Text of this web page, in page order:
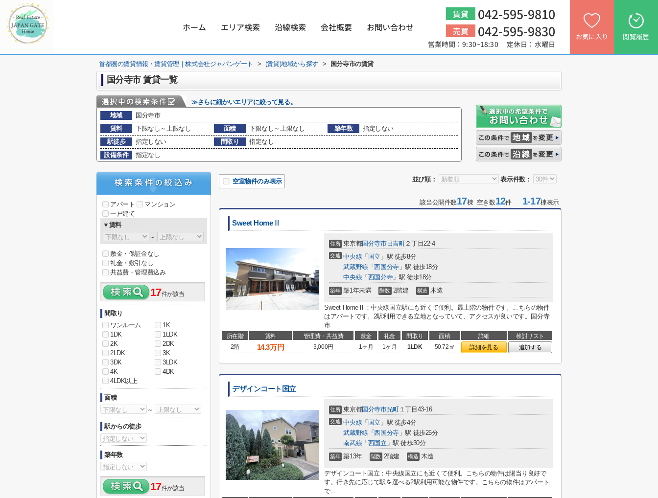
ホーム エリア検索 沿線検索 会社概要 お問い合わせ
賃貸 042-595-9810
売買 042-595-9830
営業時間：9:30~18:30 定休日：水曜日
お気に入り 閲覧履歴
首都圏の賃貸情報・賃貸管理｜株式会社ジャパンゲート > (賃貸)地域から探す > 国分寺市の賃貸
国分寺市 賃貸一覧
≫さらに細かいエリアに絞って見る。
地域
国分寺市
賃料
下限なし～上限なし 面積 下限なし～上限なし 築年数
指定しない
駅徒歩
指定しない 間取り
指定なし
設備条件
指定なし
並び順： 表示件数：
空室物件のみ表示
該当公開件数17棟 空き数12件1-17棟表示
Sweet HomeⅡ
住所 東京都国分寺市日吉町２丁目22-4
交通 中央線 「 国立 」駅 徒歩8分
武蔵野線 「西国分寺」駅 徒歩18分
中央線 「 西国分寺」駅 徒歩18分
築年 築1年未満 階数 2階建 構造 木造
Sweet HomeⅡ：中央線国立駅にも近くて便利。最上階の物件です。こちらの物件
はアパートです。2駅利用できる立地となっていて、アクセスが良いです。国分寺
市...
所在階 賃料 管理費・共益費 敷金 礼金 間取り 面積 詳細
検討リスト
2階
14.3万円 3,000円 1ヶ月 1ヶ月 1LDK 50.72㎡ 詳細を見る 追加する
デザインコート国立
住所 東京都国分寺市光町１丁目43-16
交通 中央線 「 国立 」駅 徒歩4分
武蔵野線 「西国分寺」駅 徒歩25分
南武線 「 西国立 」駅 徒歩30分
築年 築13年 階数 2階建 構造 木造
デザインコート国立：中央線国立にも近くて便利。こちらの物件は陽当り良好で
す。行き先に応じて駅を選べる2駅利用可能な物件です。こちらの物件はアパート
で...
アパート
マンション
一戸建て
▼賃料
～
敷金・保証金なし
礼金・敷引なし
共益費・管理費込み
17件が該当
間取り
ワンルーム
1K
1DK
1LDK
2K
2DK
2LDK
3K
3DK
3LDK
4K
4DK
4LDK以上
面積
～
駅からの徒歩
築年数
17件が該当